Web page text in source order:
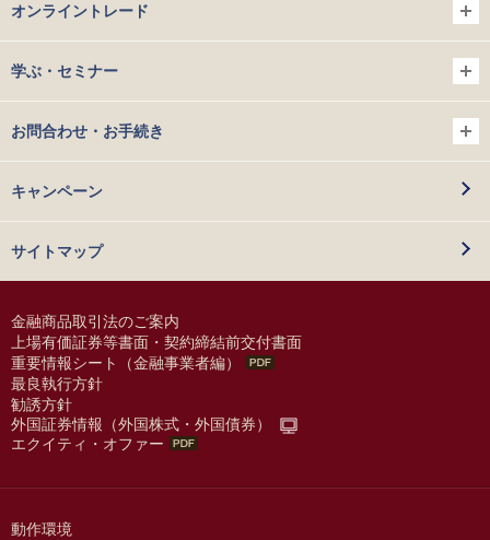
オンライントレード
学ぶ・セミナー
お問合わせ・お手続き
キャンペーン
サイトマップ
金融商品取引法のご案内
上場有価証券等書面・契約締結前交付書面
重要情報シート（金融事業者編）
最良執行方針
勧誘方針
外国証券情報（外国株式・外国債券）
エクイティ・オファー
動作環境